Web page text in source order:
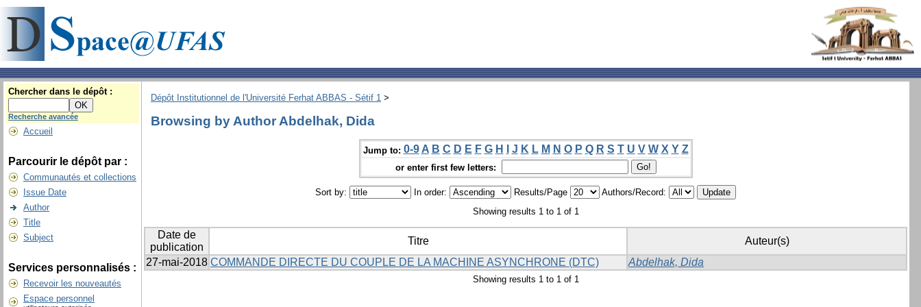
Chercher dans le dépôt :
Recherche avancée
Accueil
Parcourir le dépôt par :
Communautés et collections
Issue Date
Author
Title
Subject
Services personnalisés :
Recevoir les nouveautés
Espace personnel
Dépôt Institutionnel de l'Université Ferhat ABBAS - Sétif 1 >
Browsing by Author Abdelhak, Dida
Jump to: 0-9 A B C D E F G H J K L M N O P Q R S T U V W X Y Z
or enter first few letters:
Sort by: In order: Results/Page
Authors/Record:
Showing results 1 to 1 of 1
Date de
publication
Titre
Auteur(s)
27-mai-2018 COMMANDE DIRECTE DU COUPLE DE LA MACHINE ASYNCHRONE (DTC) Abdelhak, Dida
Showing results 1 to 1 of 1